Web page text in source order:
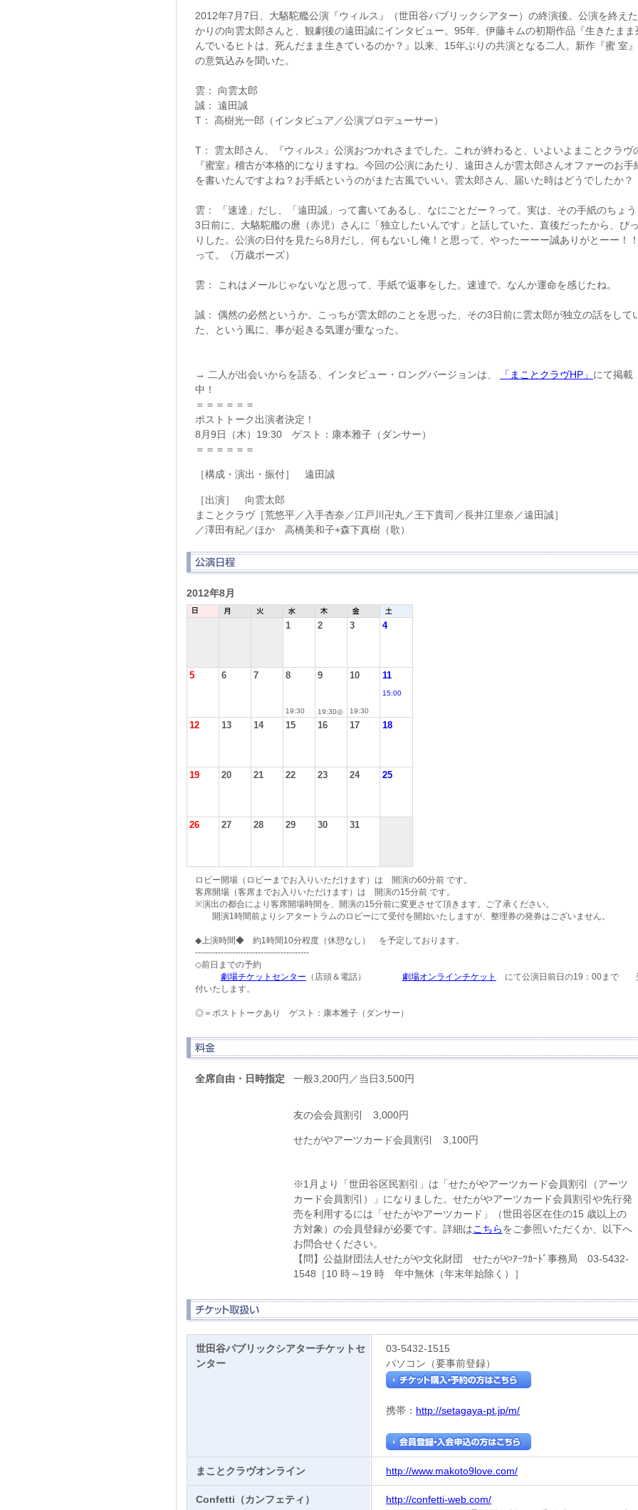
2012年7月7日、大駱駝艦公演『ウィルス』（世田谷パブリックシアター）の終演後。公演を終え
かりの向雲太郎さんと、観劇後の遠田誠にインタビュー。95年、伊藤キムの初期作品『生きたまま
んでいるヒトは、死んだまま生きているのか？』以来、15年ぶりの共演となる二人。新作『蜜 室
の意気込みを聞いた。
雲： 向雲太郎
誠： 遠田誠
T： 高樹光一郎（インタビュア／公演プロデューサー）
T： 雲太郎さん、『ウィルス』公演おつかれさまでした。これが終わると、いよいよまことクラヴ
『蜜室』稽古が本格的になりますね。今回の公演にあたり、遠田さんが雲太郎さんオファーのお手
を書いたんですよね？お手紙というのがまた古風でいい。雲太郎さん、届いた時はどうでしたか？
雲： 「速達」だし、「遠田誠」って書いてあるし、なにごとだー？って。実は、その手紙のちょ
3日前に、大駱駝艦の麿（赤児）さんに「独立したいんです」と話していた。直後だったから、び
りした。公演の日付を見たら8月だし、何もないし俺！と思って、やったーーー誠ありがとーー！
って。（万歳ポーズ）
雲： これはメールじゃないなと思って、手紙で返事をした。速達で。なんか運命を感じたね。
誠： 偶然の必然というか。こっちが雲太郎のことを思った、その3日前に雲太郎が独立の話をして
た、という風に、事が起きる気運が重なった。
→ 二人が出会いからを語る、インタビュー・ロングバージョンは、 「まことクラヴHP」 にて掲載
中！
＝＝＝＝＝＝
ポストトーク出演者決定！
8月9日（木）19:30 ゲスト：康本雅子（ダンサー）
＝＝＝＝＝＝
［構成・演出・振付］ 遠田誠
［出演］ 向雲太郎
まことクラヴ［荒悠平／入手杏奈／江戸川卍丸／王下貴司／長井江里奈／遠田誠］
／澤田有紀／ほか 高橋美和子+森下真樹（歌）
2012年8月
1 2 3 4
5 6 7 8
19:30
9
19:30◎
10
19:30
11
15:00
12 13 14 15 16 17 18
19 20 21 22 23 24 25
26 27 28 29 30 31
ロビー開場（ロビーまでお入りいただけます）は 開演の60分前 です。
客席開場（客席までお入りいただけます）は 開演の15分前 です。
※演出の都合により客席開場時間を、開演の15分前に変更させて頂きます。ご了承ください。
開演1時間前よりシアタートラムのロビーにて受付を開始いたしますが、整理券の発券はございません。
◆上演時間◆ 約1時間10分程度（休憩なし） を予定しております。
----------------------------------------
◇前日までの予約
劇場チケットセンター （店頭＆電話） 劇場オンラインチケット
にて公演日前日の19：00まで
付いたします。
◎＝ポストトークあり ゲスト：康本雅子（ダンサー）
全席自由・日時指定 一般3,200円／当日3,500円
友の会会員割引 3,000円
せたがやアーツカード会員割引 3,100円
※1月より「世田谷区民割引」は「せたがやアーツカード会員割引（アーツ
カード会員割引）」になりました。せたがやアーツカード会員割引や先行発
売を利用するには「せたがやアーツカード」（世田谷区在住の15 歳以上の
方対象）の会員登録が必要です。詳細はこちらをご参照いただくか、以下へ
お問合せください。
【問】公益財団法人せたがや文化財団 せたがやｱｰﾂｶｰﾄﾞ事務局 03-5432-
1548［10 時～19 時 年中無休（年末年始除く）］
世田谷パブリックシアターチケットセ
ンター
03-5432-1515
パソコン（要事前登録）
携帯： http://setagaya-pt.jp/m/
まことクラヴオンライン http://www.makoto9love.com/
Confetti（カンフェティ）
http://confetti-web.com/